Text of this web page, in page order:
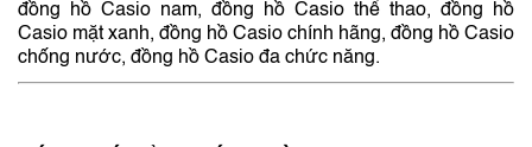
đồng hồ Casio nam, đồng hồ Casio thể thao, đồng hồ
Casio mặt xanh, đồng hồ Casio chính hãng, đồng hồ Casio
chống nước, đồng hồ Casio đa chức năng.